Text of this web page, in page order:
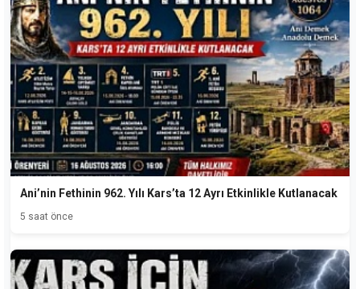
Ani’nin Fethinin 962. Yılı Kars’ta 12 Ayrı Etkinlikle Kutlanacak
5 saat önce